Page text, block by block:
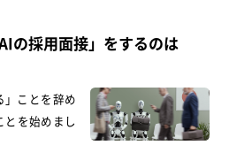
の採用面接」をするのは
」ことを辞め
とを始めまし